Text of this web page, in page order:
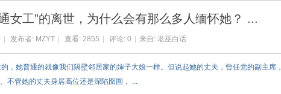
女工”的离世，为什么会有那么多人缅怀她？ ...
发布者: MZYT 查看: 2855 评论: 0 来自: 老巫白话
，她普通的就像我们隔壁邻居家的婶子大娘一样。但说起她的丈夫，曾任党的副主席，
不管她的丈夫身居高位还是深陷囹圄， ...